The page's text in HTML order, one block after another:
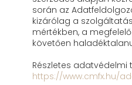
során az
kizárólag a
mértékben, a
követően
Részletes adatvédelmi
https://www.cmfx.hu/